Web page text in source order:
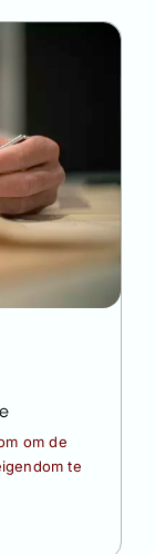
om de
te